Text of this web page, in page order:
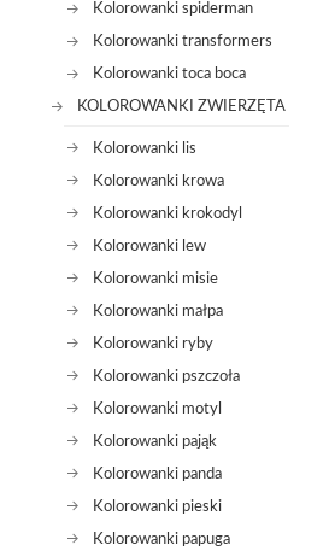
Kolorowanki spiderman
Kolorowanki transformers
Kolorowanki toca boca
KOLOROWANKI ZWIERZĘTA
Kolorowanki lis
Kolorowanki krowa
Kolorowanki krokodyl
Kolorowanki lew
Kolorowanki misie
Kolorowanki małpa
Kolorowanki ryby
Kolorowanki pszczoła
Kolorowanki motyl
Kolorowanki pająk
Kolorowanki panda
Kolorowanki pieski
Kolorowanki papuga